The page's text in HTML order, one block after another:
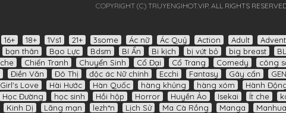
COPYRIGHT (C) TRUYENGIHOT.VIP. ALL RIGHTS
16+ 18+ 1Vs1 21+ 3some Ác nữ Ác Quỷ Action Adult
bạn thân Bạo Lực Bdsm Bí Ẩn Bi kịch bị vứt bỏ big breast
che Chiến Tranh Chuyển Sinh Cổ Đại Cổ Trang Comedy công
Điền Văn Đô Thị độc ác Nữ chính Ecchi Fantasy Gây cấn
Girl's Love Hài Hước Hàn Quốc hàng khủng hàng xóm Hành
Học Đường học sinh Hồi hộp Horror Huyền Ảo Isekai Ít che
Kinh Dị Lãng mạn lezh*n Lịch Sử Ma Cà Rồng Manga Manhua